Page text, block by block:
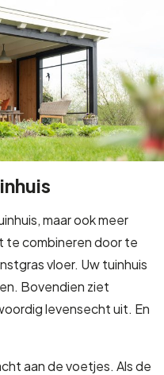
maar ook meer
te combineren door te
vloer. Uw tuinhuis
Bovendien ziet
levensecht uit. En
aan de voetjes. Als de